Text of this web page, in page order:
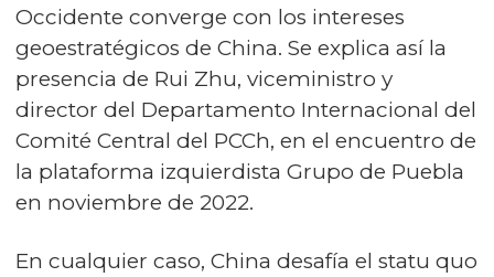
Occidente converge con los intereses
geoestratégicos de China. Se explica así la
presencia de Rui Zhu, viceministro y
director del Departamento Internacional del
Comité Central del PCCh, en el encuentro de
la plataforma izquierdista Grupo de Puebla
en noviembre de 2022.
En cualquier caso, China desafía el statu quo